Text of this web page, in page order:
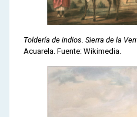
Toldería de indios. Sierra de la
Acuarela. Fuente: Wikimedia.